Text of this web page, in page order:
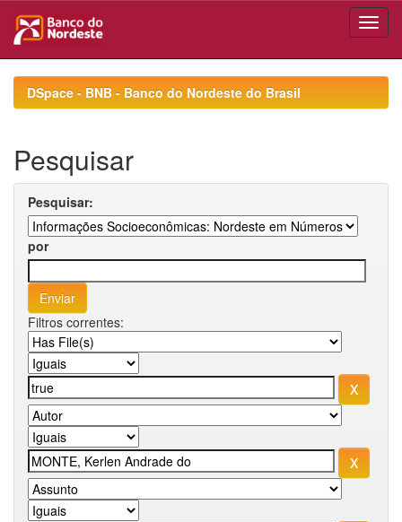
navigationDSpace - BNB - Banco do Nordeste do Brasil
Pesquisar
Pesquisar:
por
Filtros correntes: